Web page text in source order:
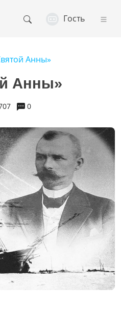
Гость
Анны»
Анны»
0